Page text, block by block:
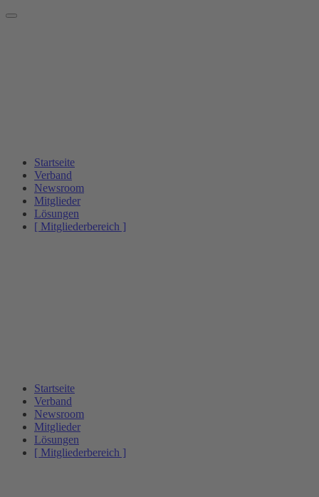
Startseite
Verband
Newsroom
Mitglieder
Lösungen
[ Mitgliederbereich ]
Startseite
Verband
Newsroom
Mitglieder
Lösungen
[ Mitgliederbereich ]